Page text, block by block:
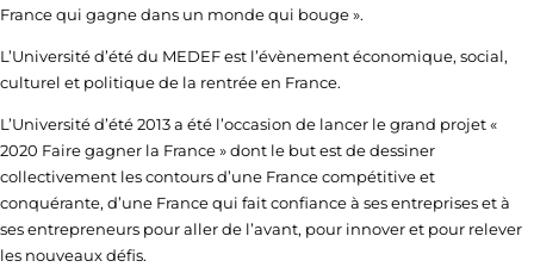
France qui gagne dans un monde qui bouge ».
L’Université d’été du MEDEF est l’évènement économique, social,
culturel et politique de la rentrée en France.
L’Université d’été 2013 a été l’occasion de lancer le grand projet «
2020 Faire gagner la France » dont le but est de dessiner
collectivement les contours d’une France compétitive et
conquérante, d’une France qui fait confiance à ses entreprises et à
ses entrepreneurs pour aller de l’avant, pour innover et pour relever
les nouveaux défis.